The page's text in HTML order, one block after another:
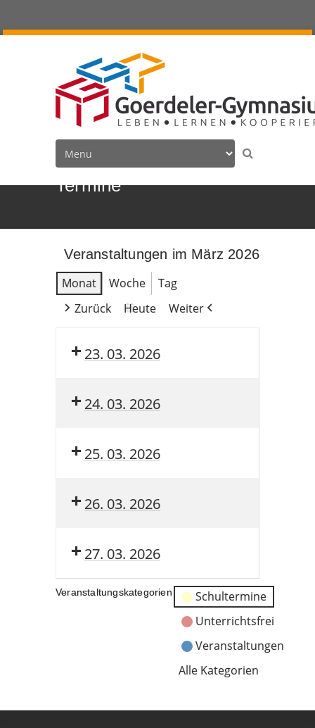
Termine
Veranstaltungen im März 2026
Monat
Woche
Tag
Zurück
Heute Weiter
23. 03. 2026
24. 03. 2026
25. 03. 2026
26. 03. 2026
27. 03. 2026
Veranstaltungskategorien
Schultermine
Unterrichtsfrei
Veranstaltungen
Alle Kategorien